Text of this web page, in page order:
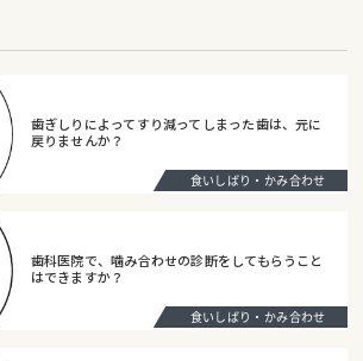
歯ぎしりによってすり減ってしまった歯は、元に
戻りませんか？
食いしばり・かみ合わせ
歯科医院で、噛み合わせの診断をしてもらうこと
はできますか？
食いしばり・かみ合わせ